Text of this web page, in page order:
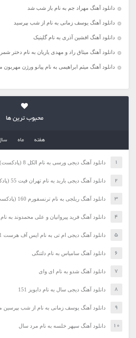
دانلود آهنگ مهراد جم به نام باز شب شد
دانلود آهنگ یوسف زمانی به نام از شب بپرسید
دانلود آهنگ افشین آذری به نام گلینیک
دانلود آهنگ میثاق راد و مهدی یاریان به نام دختر
دانلود آهنگ میثم ابراهیمی به نام پیانو ورژن مهربون
محبوب ترین ها
هفته ماه
دانلود آهنگ دیجی ورسی به نام الکل 8 (پادکست)
دانلود آهنگ دیجی باربد به نام تهران فیت 55 (پادکست)
دانلود آهنگ ریلجی به نام ترنسفورم 160 (پادکست)
دانلود آهنگ فرید پیروانیان و علی محمدوند به
دانلود آهنگ دیجی ام تی به نام ایس آف هرست 1
دانلود آهنگ سامیاس به نام دلتنگی
دانلود آهنگ شدو به نام ای وای
دانلود آهنگ دیجی سال به نام دابویز 151
دانلود آهنگ یوسف زمانی به نام از شب بپرسین
دانلود آهنگ سپهر خلسه به نام مرد سال